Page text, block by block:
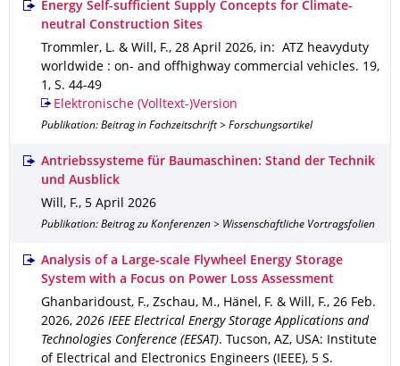
Energy Self-sufficient Supply Concepts for Climate-
neutral Construction Sites
Trommler, L. & Will, F., 28 April 2026, in: ATZ heavyduty
worldwide : on- and offhighway commercial vehicles. 19,
1 , S. 44-49
Elektronische (Volltext-)Version
Publikation: Beitrag in Fachzeitschrift > Forschungsartikel
Antriebssysteme für Baumaschinen: Stand der Technik
und Ausblick
Will, F., 5 April 2026
Publikation: Beitrag zu Konferenzen > Wissenschaftliche Vortragsfolien
Analysis of a Large-scale Flywheel Energy Storage
System with a Focus on Power Loss Assessment
Ghanbaridoust, F., Zschau, M., Hänel, F. & Will, F., 26 Feb.
2026, 2026 IEEE Electrical Energy Storage Applications and
Technologies Conference (EESAT). Tucson, AZ, USA: Institute
of Electrical and Electronics Engineers (IEEE), 5 S.